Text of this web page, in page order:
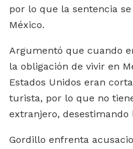
por lo que la sentencia
México.
Argumentó que cuando
la obligación de vivir en
Estados Unidos eran
turista, por lo que no
extranjero, desestimando
Gordillo enfrenta